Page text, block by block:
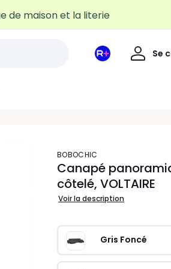
Mon
Se
Mon
BOBOCHIC
Canapé
côtelé, VOLTAIRE
Voir la description
Gris Foncé